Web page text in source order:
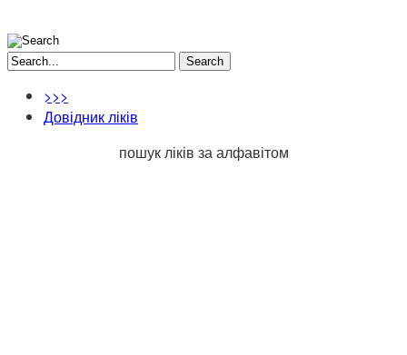
Search
>>>
Довідник ліків
пошук ліків за алфавітом